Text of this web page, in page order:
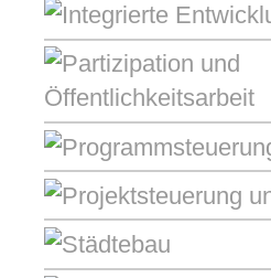
Integrierte
Partizipation und
Öffentlichkeitsarbeit
Projektsteuerung
Städtebau